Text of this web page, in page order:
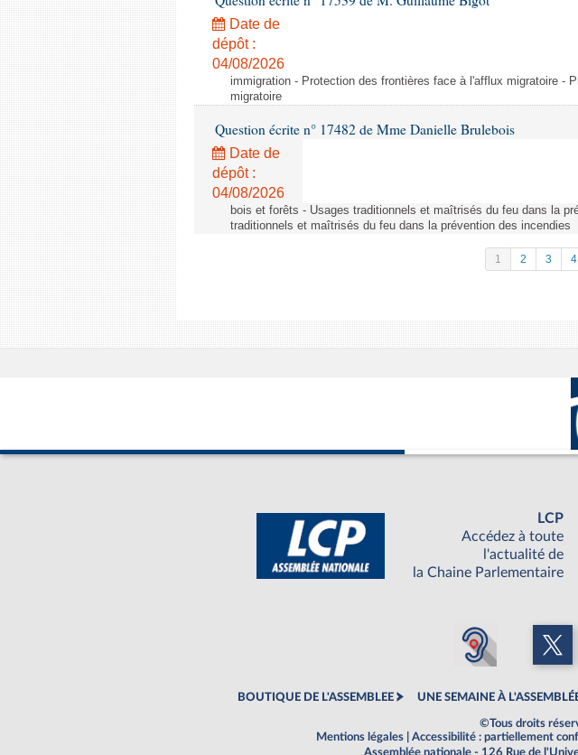
Date de
dépôt :
04/08/2026
immigration - Protection des frontières face à l'afflux migratoire -
migratoire
Question écrite n° 17482 de Mme Danielle Brulebois
Date de
dépôt :
04/08/2026
bois et forêts - Usages traditionnels et maîtrisés du feu dans la
traditionnels et maîtrisés du feu dans la prévention des incendies
1 2 3 4
LCP
Accédez à toute
l'actualité de
la Chaine Parlementaire
BOUTIQUE DE L'ASSEMBLEE UNE SEMAINE À
©Tous droits
Mentions légales
Accessibilité : partiellement
Assemblée nationale - 126 Rue de